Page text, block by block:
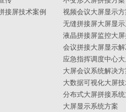
接屏技术案例
视频会议大屏显示
无缝拼接屏大屏显
液晶拼接屏监控大
会议拼接大屏显示
应急指挥调度中心
大屏会议系统解决
大数据可视化大屏
分布式大屏拼接系
大屏显示系统方案